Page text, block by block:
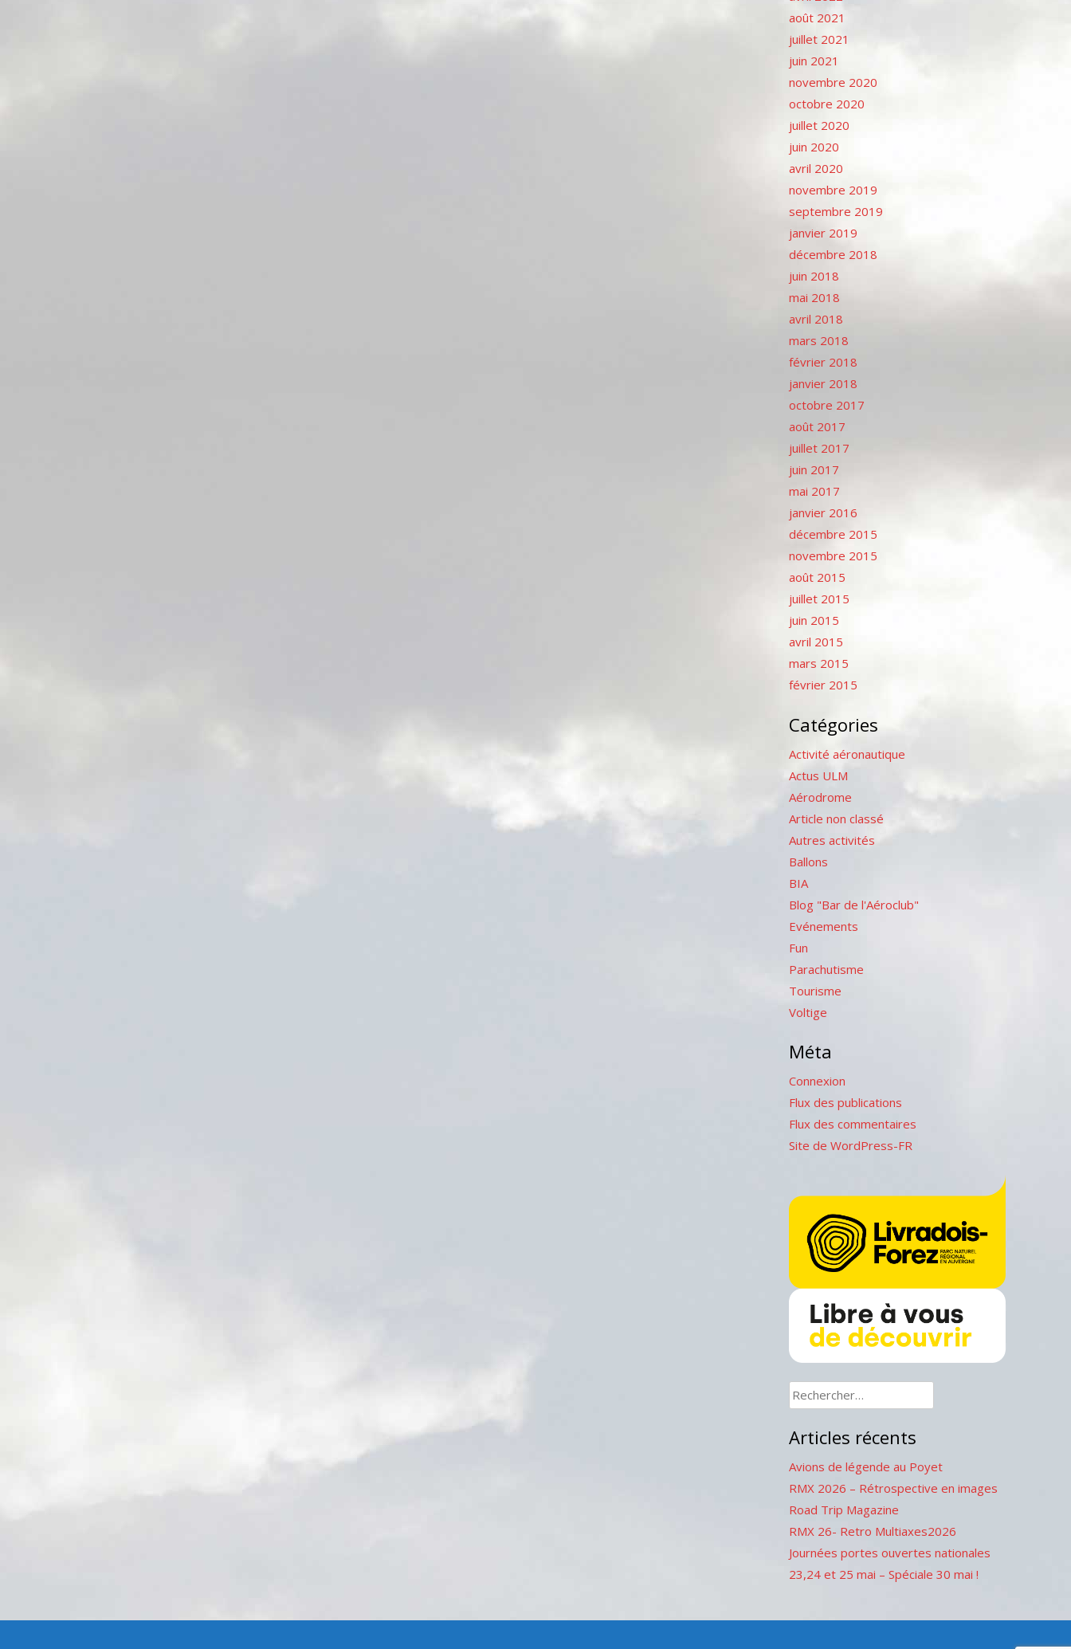
août 2021
juillet 2021
juin 2021
novembre 2020
octobre 2020
juillet 2020
juin 2020
avril 2020
novembre 2019
septembre 2019
janvier 2019
décembre 2018
juin 2018
mai 2018
avril 2018
mars 2018
février 2018
janvier 2018
octobre 2017
août 2017
juillet 2017
juin 2017
mai 2017
janvier 2016
décembre 2015
novembre 2015
août 2015
juillet 2015
juin 2015
avril 2015
mars 2015
février 2015
Catégories
Activité aéronautique
Actus ULM
Aérodrome
Article non classé
Autres activités
Ballons
BIA
Blog "Bar de l'Aéroclub"
Evénements
Fun
Parachutisme
Tourisme
Voltige
Méta
Connexion
Flux des publications
Flux des commentaires
Site de WordPress-FR
Rechercher :
Articles récents
Avions de légende au Poyet
RMX 2026 – Rétrospective en images
Road Trip Magazine
RMX 26- Retro Multiaxes2026
Journées portes ouvertes nationales
23,24 et 25 mai – Spéciale 30 mai !